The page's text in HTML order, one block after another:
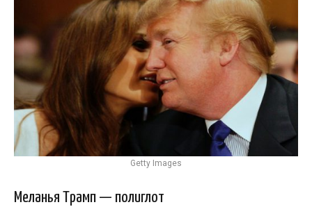
Getty Images
Меланья Трамп — полиглот